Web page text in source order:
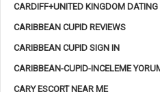
CARDIFF+UNITED KINGDOM DATING
CARIBBEAN CUPID REVIEWS
CARIBBEAN CUPID SIGN IN
CARIBBEAN-CUPID-INCELEME
CARY ESCORT NEAR ME